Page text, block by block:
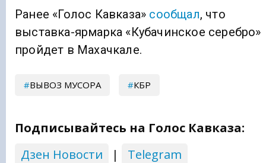
Ранее «Голос Кавказа» сообщал, что
выставка-ярмарка «Кубачинское серебро»
пройдет в Махачкале.
ВЫВОЗ МУСОРА КБР
Подписывайтесь на Голос Кавказа:
Дзен Новости
| Telegram